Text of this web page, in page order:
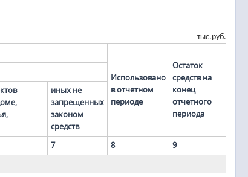
тыс.руб.
Использовано
в отчетном
периоде
Остаток
средств на
конец
отчетного
периода
иных не
запрещенных
законом
средств
7 8 9